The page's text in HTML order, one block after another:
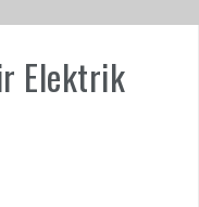
Elektrik